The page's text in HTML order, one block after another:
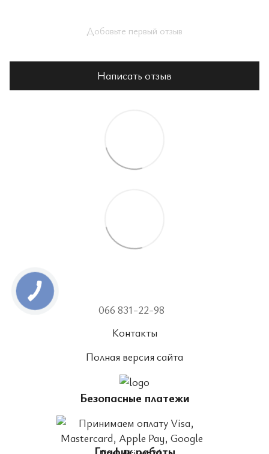
Добавьте первый отзыв
Написать отзыв
066 831-22-98
Контакты
Полная версия сайта
Безопасные платежи